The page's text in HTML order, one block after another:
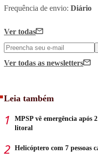
Frequência de envio: Diário
Ver todas
Ver todas as newsletters
Leia também
MPSP vê emergência após
litoral
Helicóptero com 7 pessoas